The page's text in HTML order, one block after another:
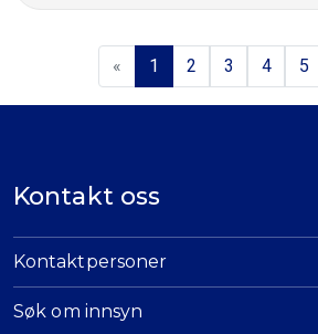
« 1 2 3 4 5
Kontakt oss
Kontaktpersoner
Søk om innsyn